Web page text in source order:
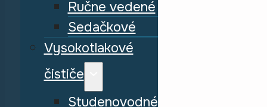
Ručne vedené
Sedačkové
Vysokotlakové
čističe
Studenovodné